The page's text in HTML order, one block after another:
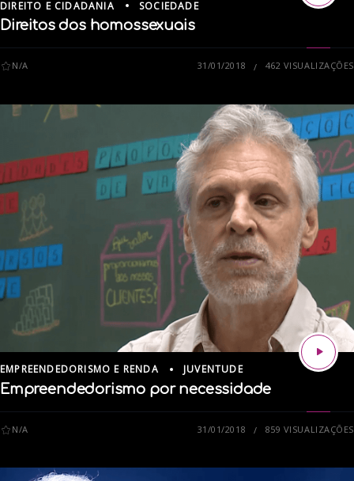
DIREITO E CIDADANIA SOCIEDADE
Direitos dos homossexuais
N/A 31/01/2018 462 VISUALIZAÇÕES
EMPREENDEDORISMO E RENDA JUVENTUDE
Empreendedorismo por necessidade
N/A 31/01/2018 859 VISUALIZAÇÕES